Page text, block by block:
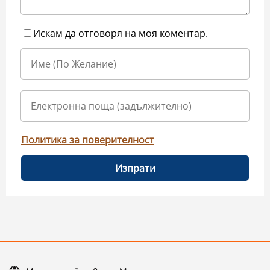
Искам да отговоря на моя коментар.
Политика за поверителност
Изпрати